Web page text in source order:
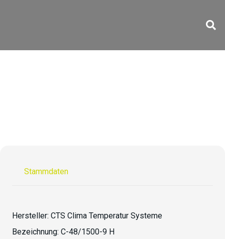
Stammdaten
Hersteller: CTS Clima Temperatur Systeme
Bezeichnung: C-48/1500-9 H